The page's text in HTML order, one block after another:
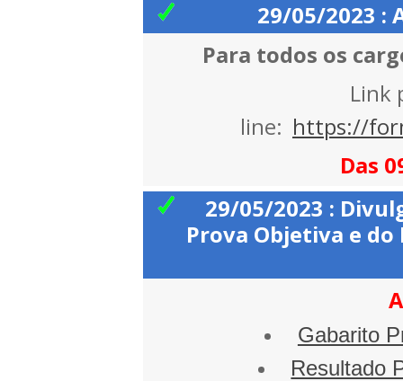
29/05/2023 :
Para todos os
Link
line: https://
Das
29/05/2023 :
Prova Objetiva e
Gabarito
Resultado